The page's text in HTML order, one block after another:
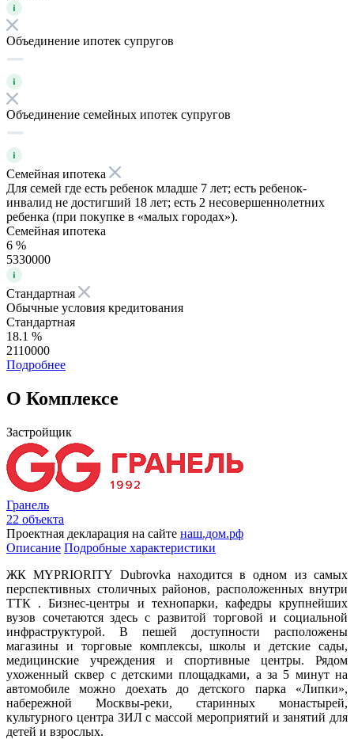
Объединение ипотек супругов
Объединение семейных ипотек супругов
Семейная ипотека
Для семей где есть ребенок младше 7 лет; есть ребенок-
инвалид не достигший 18 лет; есть 2 несовершеннолетних
ребенка (при покупке в «малых городах»).
Семейная ипотека
6 %
5330000
Стандартная
Обычные условия кредитования
Стандартная
18.1 %
2110000
Подробнее
О Комплексе
Застройщик
Гранель
22 объекта
Проектная декларация на сайте наш.дом.рф
Описание Подробные характеристики
ЖК MYPRIORITY Dubrovka находится в одном из самых
перспективных столичных районов, расположенных внутри
ТТК . Бизнес-центры и технопарки, кафедры крупнейших
вузов сочетаются здесь с развитой торговой и социальной
инфраструктурой. В пешей доступности расположены
магазины и торговые комплексы, школы и детские сады,
медицинские учреждения и спортивные центры. Рядом
ухоженный сквер с детскими площадками, а за 5 минут на
автомобиле можно доехать до детского парка «Липки»,
набережной Москвы-реки, старинных монастырей,
культурного центра ЗИЛ с массой мероприятий и занятий для
детей и взрослых.